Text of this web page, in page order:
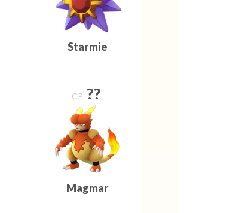
Starmie
CP ??
Magmar